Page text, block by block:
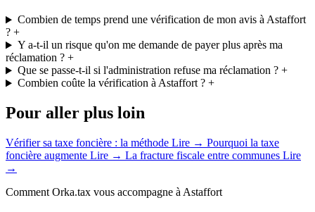
Combien de temps prend une vérification de mon avis à Astaffort
? +
Y a-t-il un risque qu'on me demande de payer plus après ma
réclamation ? +
Que se passe-t-il si l'administration refuse ma réclamation ?+
Combien coûte la vérification à Astaffort ?+
Pour aller plus loin
Vérifier sa taxe foncière : la méthode Lire → Pourquoi la taxe
foncière augmente Lire → La fracture fiscale entre communes Lire
→
Comment Orka.tax vous accompagne à Astaffort